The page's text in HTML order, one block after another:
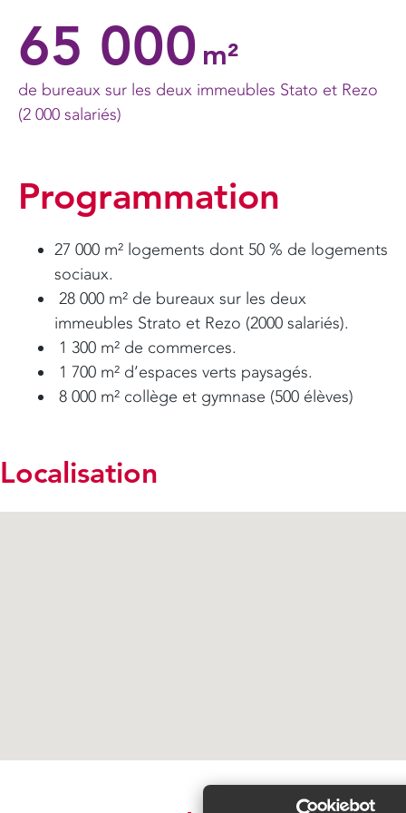
65 000 m²
de bureaux sur les deux immeubles Stato et Rezo
(2 000 salariés)
Programmation
27 000 m² logements dont 50 % de logements
sociaux.
28 000 m² de bureaux sur les deux
immeubles Strato et Rezo (2000 salariés).
1 300 m² de commerces.
1 700 m² d’espaces verts paysagés.
8 000 m² collège et gymnase (500 élèves)
Localisation